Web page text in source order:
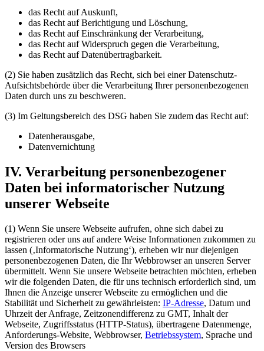
das Recht auf Auskunft,
das Recht auf Berichtigung und Löschung,
das Recht auf Einschränkung der Verarbeitung,
das Recht auf Widerspruch gegen die Verarbeitung,
das Recht auf Datenübertragbarkeit.
(2) Sie haben zusätzlich das Recht, sich bei einer Datenschutz-
Aufsichtsbehörde über die Verarbeitung Ihrer personenbezogenen
Daten durch uns zu beschweren.
(3) Im Geltungsbereich des DSG haben Sie zudem das Recht auf:
Datenherausgabe,
Datenvernichtung
IV. Verarbeitung personenbezogener
Daten bei informatorischer Nutzung
unserer Webseite
(1) Wenn Sie unsere Webseite aufrufen, ohne sich dabei zu
registrieren oder uns auf andere Weise Informationen zukommen zu
lassen (‚Informatorische Nutzung‘), erheben wir nur diejenigen
personenbezogenen Daten, die Ihr Webbrowser an unseren Server
übermittelt. Wenn Sie unsere Webseite betrachten möchten, erheben
wir die folgenden Daten, die für uns technisch erforderlich sind, um
Ihnen die Anzeige unserer Webseite zu ermöglichen und die
Stabilität und Sicherheit zu gewährleisten: IP-Adresse, Datum und
Uhrzeit der Anfrage, Zeitzonendifferenz zu GMT, Inhalt der
Webseite, Zugriffsstatus (HTTP-Status), übertragene Datenmenge,
Anforderungs-Website, Webbrowser, Betriebssystem, Sprache und
Version des Browsers